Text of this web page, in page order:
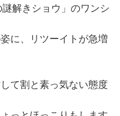
解きショウ」のワンシ
に、リツーイトが急増
て割と素っ気ない態度